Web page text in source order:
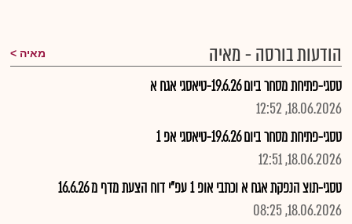
הודעות בורסה - מאיה מאיה
טסגי-פתיחת מסחר ביום 19.6.26-טיאסגי אגח א
18.06.2026, 12:52
טסגי-פתיחת מסחר ביום 19.6.26-טיאסגי אפ 1
18.06.2026, 12:51
טסגי-תוצ הנפקת אגח א וכתבי אופ 1 עפ"י דוח הצעת מדף מ 16.6.26
18.06.2026, 08:25